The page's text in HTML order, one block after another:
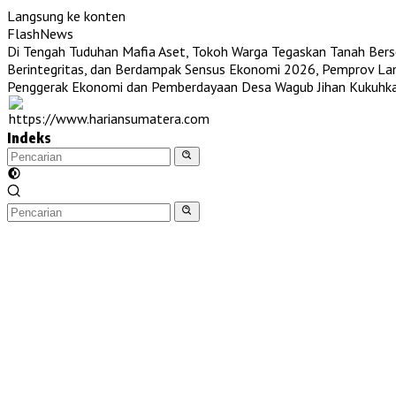
Langsung ke konten
FlashNews
Di Tengah Tuduhan Mafia Aset, Tokoh Warga Tegaskan Tanah
Berintegritas, dan Berdampak Sensus Ekonomi 2026, Pemprov
Penggerak Ekonomi dan Pemberdayaan Desa Wagub Jihan
Indeks